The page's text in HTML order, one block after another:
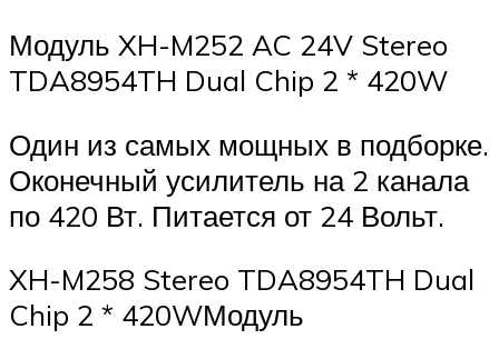
Модуль XH-M252 AC 24V Stereo
TDA8954TH Dual Chip 2 * 420W
Один из самых мощных в подборке.
Оконечный усилитель на 2 канала
по 420 Вт. Питается от 24 Вольт.
XH-M258 Stereo TDA8954TH Dual
Chip 2 * 420WМодуль